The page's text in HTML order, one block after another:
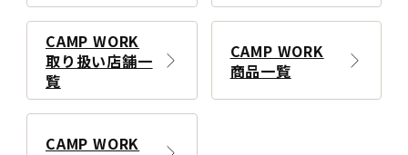
CAMP WORK
取り扱い店舗一
覧
CAMP WORK
商品一覧
CAMP WORK